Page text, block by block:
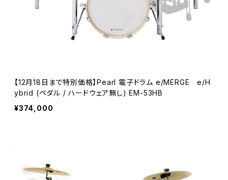
【12月18日まで特別価格】Pearl 電子ドラム e/MERGE e/H
ybrid (ペダル / ハードウェア無し) EM-53HB
¥374,000